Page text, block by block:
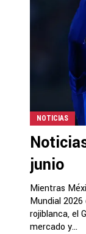
NOTICIAS
junio
Mientras
Mundial
rojiblanca, el
mercado y...